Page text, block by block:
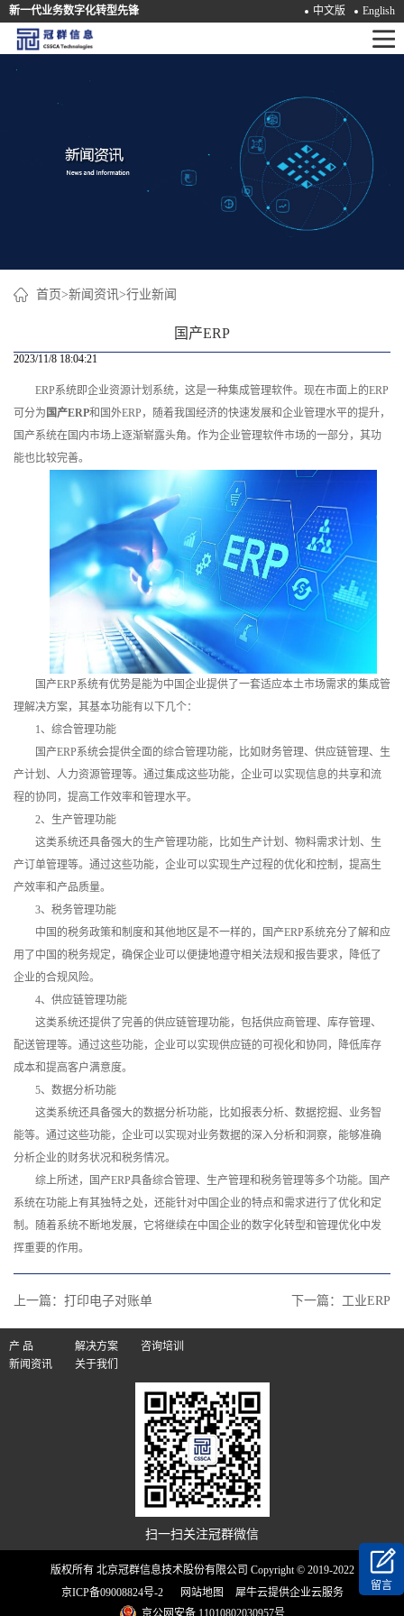
新一代业务数字化转型先锋 中文版 English
首
首页>新闻资讯>行业新闻
国产ERP
2023/11/8 18:04:21
ERP系统即企业资源计划系统，这是一种集成管理软件。现在市面上的ERP
可分为 国产ERP和国外ERP，随着我国经济的快速发展和企业管理水平的提升，
国产系统在国内市场上逐渐崭露头角。作为企业管理软件市场的一部分，其功
能也比较完善。
国产ERP系统有优势是能为中国企业提供了一套适应本土市场需求的集成管
理解决方案，其基本功能有以下几个：
1、综合管理功能
国产ERP系统会提供全面的综合管理功能，比如财务管理、供应链管理、生
产计划、人力资源管理等。通过集成这些功能，企业可以实现信息的共享和流
程的协同，提高工作效率和管理水平。
2、生产管理功能
这类系统还具备强大的生产管理功能，比如生产计划、物料需求计划、生
产订单管理等。通过这些功能，企业可以实现生产过程的优化和控制，提高生
产效率和产品质量。
3、税务管理功能
中国的税务政策和制度和其他地区是不一样的，国产ERP系统充分了解和应
用了中国的税务规定，确保企业可以便捷地遵守相关法规和报告要求，降低了
企业的合规风险。
4、供应链管理功能
这类系统还提供了完善的供应链管理功能，包括供应商管理、库存管理、
配送管理等。通过这些功能，企业可以实现供应链的可视化和协同，降低库存
成本和提高客户满意度。
5、数据分析功能
这类系统还具备强大的数据分析功能，比如报表分析、数据挖掘、业务智
能等。通过这些功能，企业可以实现对业务数据的深入分析和洞察，能够准确
分析企业的财务状况和税务情况。
综上所述，国产ERP具备综合管理、生产管理和税务管理等多个功能。国产
系统在功能上有其独特之处，还能针对中国企业的特点和需求进行了优化和定
制。随着系统不断地发展，它将继续在中国企业的数字化转型和管理优化中发
挥重要的作用。
上一篇： 打印电子对账单 下一篇： 工业ERP
产 品 解决方案
咨询培训
新闻资讯
关于我们
扫一扫关注冠群微信
版权所有 北京冠群信息技术股份有限公司 Copyright © 2019-2022
京ICP备09008824号-2
网站地图
犀牛云提供企业云服务
京公网安备 11010802030957号
留言